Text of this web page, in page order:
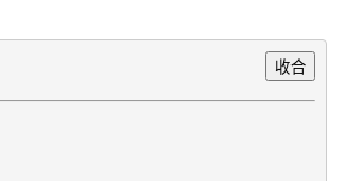
收合